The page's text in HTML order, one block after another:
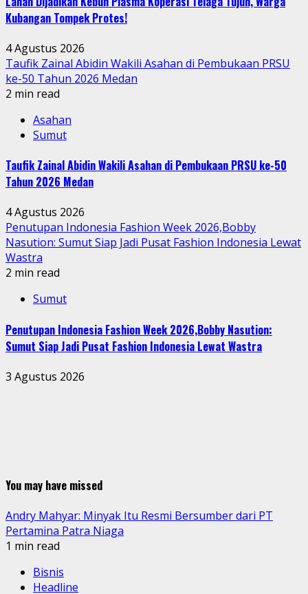
Kubangan Tompek Protes!
4 Agustus 2026
Taufik Zainal Abidin Wakili Asahan di Pembukaan PRSU
ke-50 Tahun 2026 Medan
2 min read
Asahan
Sumut
Taufik Zainal Abidin Wakili Asahan di Pembukaan PRSU ke-50
Tahun 2026 Medan
4 Agustus 2026
Penutupan Indonesia Fashion Week 2026,Bobby
Nasution: Sumut Siap Jadi Pusat Fashion Indonesia Lewat
Wastra
2 min read
Sumut
Penutupan Indonesia Fashion Week 2026,Bobby Nasution:
Sumut Siap Jadi Pusat Fashion Indonesia Lewat Wastra
3 Agustus 2026
You may have missed
Andry Mahyar: Minyak Itu Resmi Bersumber dari PT
Pertamina Patra Niaga
1 min read
Bisnis
Headline